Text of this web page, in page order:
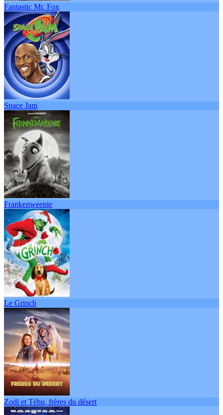
Fantastic Mr. Fox
Space Jam
Frankenweenie
Le Grinch
Zodi et Téhu, frères du désert